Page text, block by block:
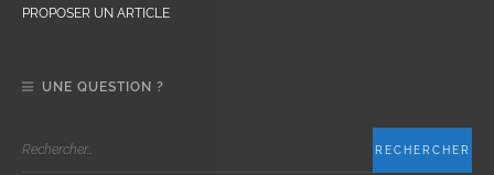
PROPOSER UN ARTICLE
UNE QUESTION ?